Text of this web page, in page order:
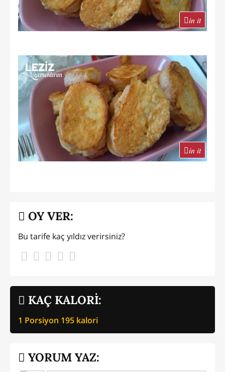
in it
in it
KAÇ KALORİ:
1 Porsiyon 195 kalori
OY VER:
Bu tarife kaç yıldız verirsiniz?
YORUM YAZ: